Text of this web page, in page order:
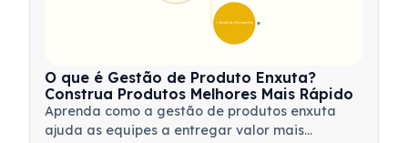
💡 Benefícios e Ferramentas 17
O que é Gestão de Produto Enxuta?
Construa Produtos Melhores Mais Rápido
Aprenda como a gestão de produtos enxuta
ajuda as equipes a entregar valor mais